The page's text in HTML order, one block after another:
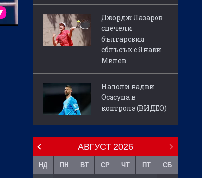
Джордж Лазаров
спечели
българския
сблъсък с Янаки
Милев
Наполи надви
Осасуна в
контрола (ВИДЕО)
АВГУСТ 2026
НД ПН ВТ СР ЧТ ПТ СБ